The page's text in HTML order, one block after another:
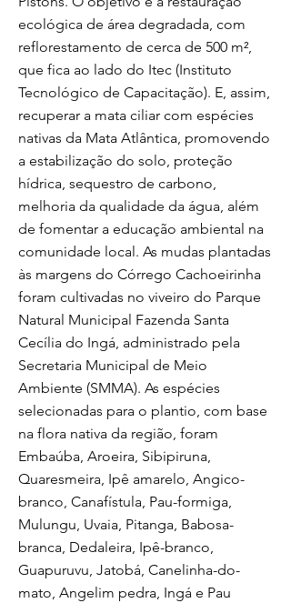
ecológica de área degradada, com
reflorestamento de cerca de 500 m²,
que fica ao lado do Itec (Instituto
Tecnológico de Capacitação). E, assim,
recuperar a mata ciliar com espécies
nativas da Mata Atlântica, promovendo
a estabilização do solo, proteção
hídrica, sequestro de carbono,
melhoria da qualidade da água, além
de fomentar a educação ambiental na
comunidade local. As mudas plantadas
às margens do Córrego Cachoeirinha
foram cultivadas no viveiro do Parque
Natural Municipal Fazenda Santa
Cecília do Ingá, administrado pela
Secretaria Municipal de Meio
Ambiente (SMMA). As espécies
selecionadas para o plantio, com base
na flora nativa da região, foram
Embaúba, Aroeira, Sibipiruna,
Quaresmeira, Ipê amarelo, Angico-
branco, Canafístula, Pau-formiga,
Mulungu, Uvaia, Pitanga, Babosa-
branca, Dedaleira, Ipê-branco,
Guapuruvu, Jatobá, Canelinha-do-
mato, Angelim pedra, Ingá e Pau